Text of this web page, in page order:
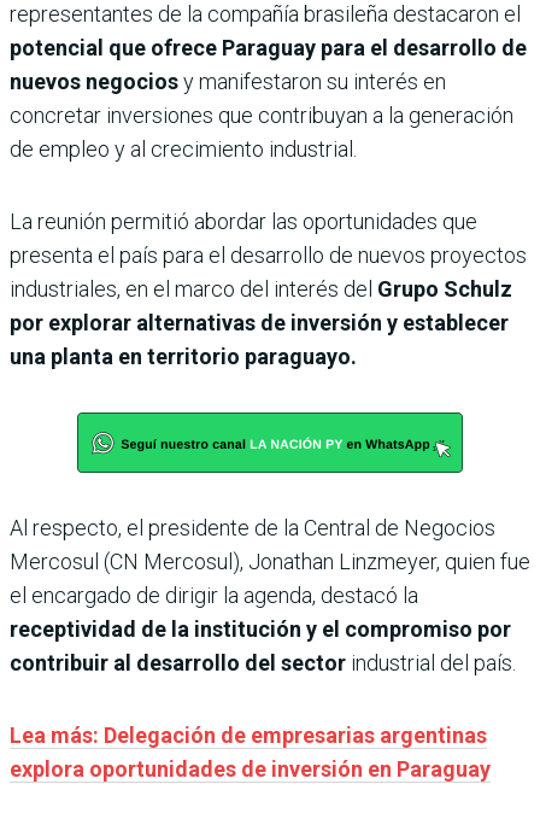
representantes de la compañía brasileña destacaron el
potencial que ofrece Paraguay para el desarrollo de
nuevos negociosy manifestaron su interés en
concretar inversiones que contribuyan a la generación
de empleo y al crecimiento industrial.
La reunión permitió abordar las oportunidades que
presenta el país para el desarrollo de nuevos proyectos
industriales, en el marco del interés del Grupo Schulz
por explorar alternativas de inversión y establecer
una planta en territorio paraguayo.
Al respecto, el presidente de la Central de Negocios
Mercosul (CN Mercosul), Jonathan Linzmeyer, quien fue
el encargado de dirigir la agenda, destacó la
receptividad de la institución y el compromiso por
contribuir al desarrollo del sector industrial del país.
Lea más: Delegación de empresarias argentinas
explora oportunidades de inversión en Paraguay